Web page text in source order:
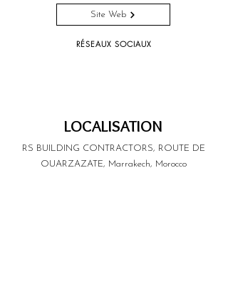
Site Web
RÉSEAUX SOCIAUX
LOCALISATION
RS BUILDING CONTRACTORS, ROUTE DE
OUARZAZATE, Marrakech, Morocco